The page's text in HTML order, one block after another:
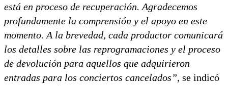
está en proceso de recuperación. Agradecemos
profundamente la comprensión y el apoyo en este
momento. A la brevedad, cada productor comunicará
los detalles sobre las reprogramaciones y el proceso
de devolución para aquellos que adquirieron
entradas para los conciertos cancelados”, se indicó